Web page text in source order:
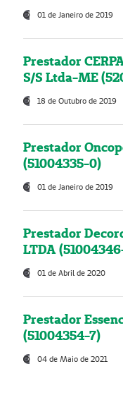
01 de Janeiro de 2019
Prestador
S/S Ltda-ME
18 de Outubro de 2019
Prestador
(51004335-0)
01 de Janeiro de 2019
Prestador
LTDA
01 de Abril de 2020
Prestador
(51004354-7)
04 de Maio de 2021